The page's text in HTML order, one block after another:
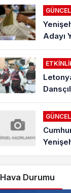
GÜNCEL
Adayı
GÜNCEL
Hava Durumu